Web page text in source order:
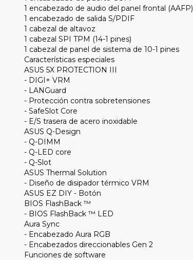
1 encabezado de audio del panel frontal (AAFP)
1 encabezado de salida S/PDIF
1 cabezal de altavoz
1 cabezal SPI TPM (14-1 pines)
1 cabezal de panel de sistema de 10-1 pines
Características especiales
ASUS 5X PROTECTION III
- DIGI+ VRM
- LANGuard
- Protección contra sobretensiones
- SafeSlot Core
- E/S trasera de acero inoxidable
ASUS Q-Design
- Q-DIMM
- Q-LED core
- Q-Slot
ASUS Thermal Solution
- Diseño de disipador térmico VRM
ASUS EZ DIY - Botón
BIOS FlashBack ™
- BIOS FlashBack ™ LED
Aura Sync
- Encabezado Aura RGB
- Encabezados direccionables Gen 2
Funciones de software